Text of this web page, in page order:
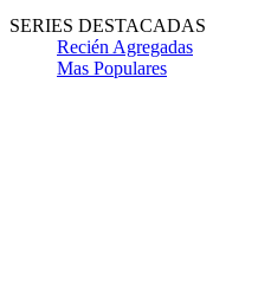
SERIES DESTACADAS
Recién Agregadas
Mas Populares